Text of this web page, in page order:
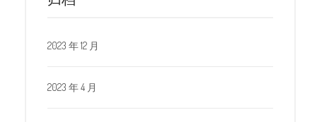
2023 年 12 月
2023 年 4 月